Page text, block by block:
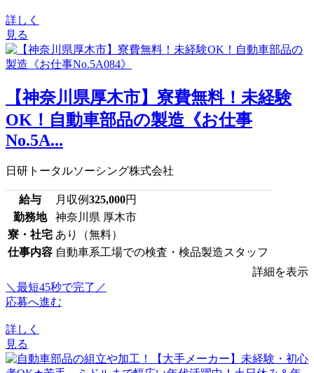
詳しく
見る
【神奈川県厚木市】寮費無料！未経験
OK！自動車部品の製造《お仕事
No.5A...
日研トータルソーシング株式会社
給与 月収例325,000円
勤務地
神奈川県 厚木市
寮・社宅 あり（無料）
仕事内容 自動車系工場での検査・検品製造スタッフ
詳細を表示
＼最短45秒で完了／
応募へ進む
詳しく
見る